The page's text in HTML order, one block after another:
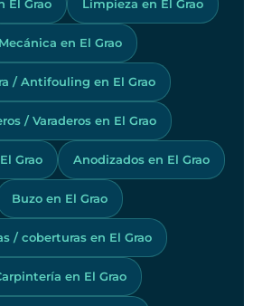
El Grao Limpieza en El Grao
Mecánica en El Grao
/ Antifouling en El Grao
/ Varaderos en El Grao
Grao Anodizados en El Grao
Buzo en El Grao
/ coberturas en El Grao
en El Grao